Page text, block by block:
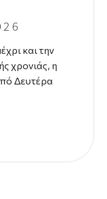
και την
χρονιάς, η
Δευτέρα